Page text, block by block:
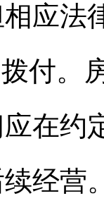
应法
拨付
在约
经营